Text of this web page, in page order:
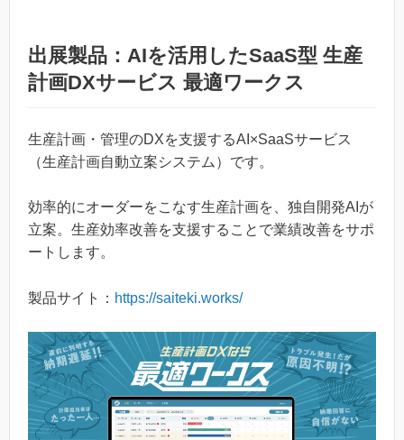
出展製品：AIを活用したSaaS型 生産
計画DXサービス 最適ワークス
生産計画・管理のDXを支援するAI×SaaSサービス
（生産計画自動立案システム）です。
効率的にオーダーをこなす生産計画を、独自開発AIが
立案。生産効率改善を支援することで業績改善をサポ
ートします。
製品サイト： https://saiteki.works/